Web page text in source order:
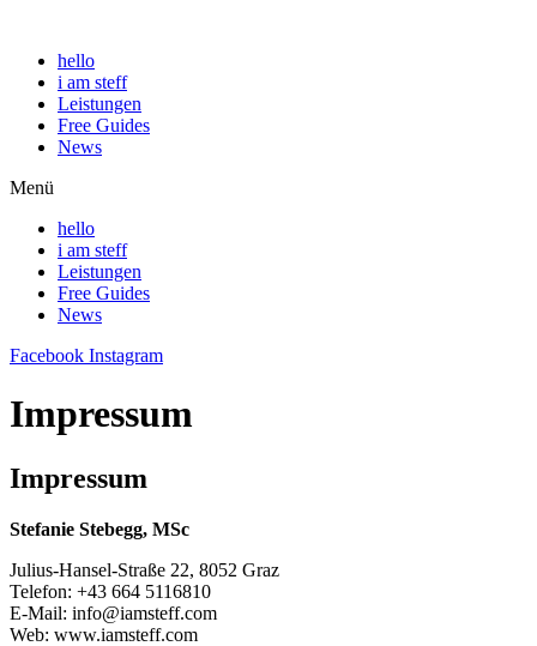
hello
i am steff
Leistungen
Free Guides
News
Menü
hello
i am steff
Leistungen
Free Guides
News
Facebook Instagram
Impressum
Impressum
Stefanie Stebegg, MSc
Julius-Hansel-Straße 22, 8052 Graz
Telefon: +43 664 5116810
E-Mail: info@iamsteff.com
Web: www.iamsteff.com